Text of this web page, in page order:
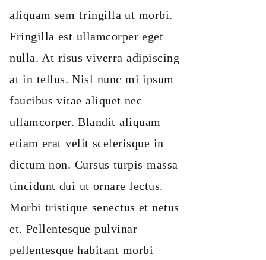
aliquam sem fringilla ut morbi.
Fringilla est ullamcorper eget
nulla. At risus viverra adipiscing
at in tellus. Nisl nunc mi ipsum
faucibus vitae aliquet nec
ullamcorper. Blandit aliquam
etiam erat velit scelerisque in
dictum non. Cursus turpis massa
tincidunt dui ut ornare lectus.
Morbi tristique senectus et netus
et. Pellentesque pulvinar
pellentesque habitant morbi